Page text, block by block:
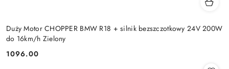
Duży Motor CHOPPER BMW R18 + silnik bezszczotkowy 24V 200W
do 16km/h Zielony
Cena:
1096.00